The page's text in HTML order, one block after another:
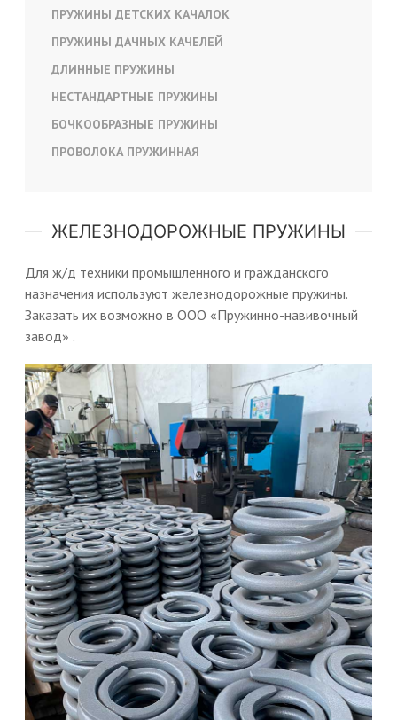
ПРУЖИНЫ ДЕТСКИХ КАЧАЛОК
ПРУЖИНЫ ДАЧНЫХ КАЧЕЛЕЙ
ДЛИННЫЕ ПРУЖИНЫ
НЕСТАНДАРТНЫЕ ПРУЖИНЫ
БОЧКООБРАЗНЫЕ ПРУЖИНЫ
ПРОВОЛОКА ПРУЖИННАЯ
ЖЕЛЕЗНОДОРОЖНЫЕ ПРУЖИНЫ
Для ж/д техники промышленного и гражданского
назначения используют железнодорожные пружины.
Заказать их возможно в ООО «Пружинно-навивочный
завод» .